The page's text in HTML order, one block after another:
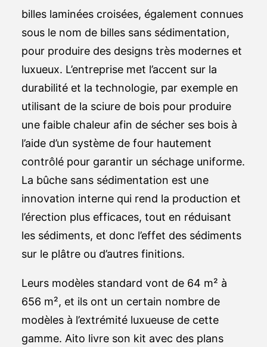
billes laminées croisées, également connues
sous le nom de billes sans sédimentation,
pour produire des designs très modernes et
luxueux. L’entreprise met l’accent sur la
durabilité et la technologie, par exemple en
utilisant de la sciure de bois pour produire
une faible chaleur afin de sécher ses bois à
l’aide d’un système de four hautement
contrôlé pour garantir un séchage uniforme.
La bûche sans sédimentation est une
innovation interne qui rend la production et
l’érection plus efficaces, tout en réduisant
les sédiments, et donc l’effet des sédiments
sur le plâtre ou d’autres finitions.
Leurs modèles standard vont de 64 m² à
656 m², et ils ont un certain nombre de
modèles à l’extrémité luxueuse de cette
gamme. Aito livre son kit avec des plans